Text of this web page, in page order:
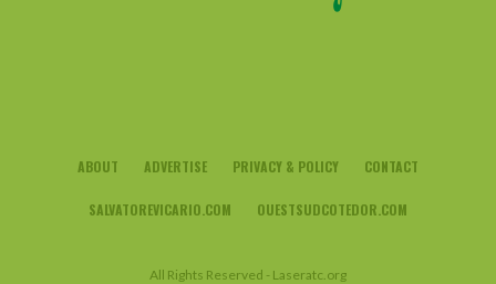
ABOUT ADVERTISE PRIVACY & POLICY CONTACT
SALVATOREVICARIO.COM OUESTSUDCOTEDOR.COM
All Rights Reserved - Laseratc.org